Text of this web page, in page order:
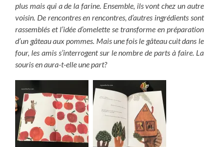
plus mais qui a de la farine. Ensemble, ils vont chez un autre
voisin. De rencontres en rencontres, d’autres ingrédients sont
rassemblés et l’idée d’omelette se transforme en préparation
d’un gâteau aux pommes. Mais une fois le gâteau cuit dans le
four, les amis s’interrogent sur le nombre de parts à faire. La
souris en aura-t-elle une part?